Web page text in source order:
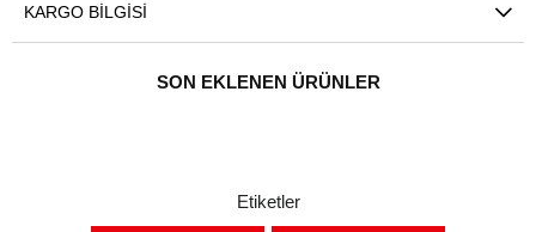
KARGO BILGISI
SON EKLENEN ÜRÜNLER
Etiketler